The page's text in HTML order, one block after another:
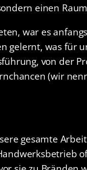
einen
war es
gelernt, was für
von der
(wir
gesamte